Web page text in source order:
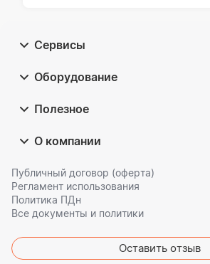
Сервисы
Оборудование
Полезное
О компании
Публичный договор (оферта)
Регламент использования
Политика ПДн
Все документы и политики
Оставить отзыв